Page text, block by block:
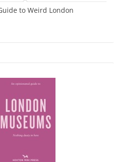
to Weird London